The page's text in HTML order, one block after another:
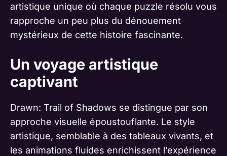
artistique unique où chaque puzzle résolu vous
rapproche un peu plus du dénouement
mystérieux de cette histoire fascinante.
Un voyage artistique
captivant
Drawn: Trail of Shadows se distingue par son
approche visuelle époustouflante. Le style
artistique, semblable à des tableaux vivants, et
les animations fluides enrichissent l’expérience